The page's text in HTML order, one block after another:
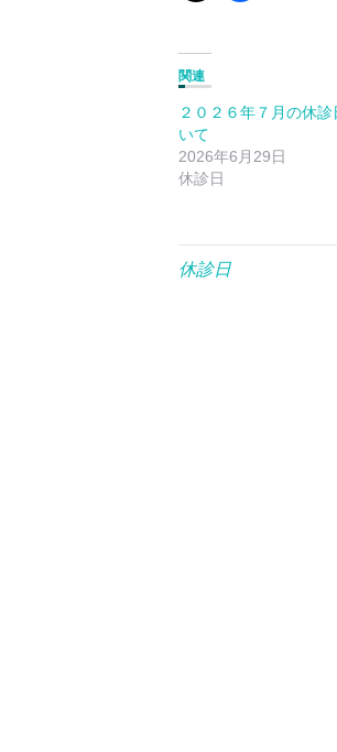
関連
２０２６年７月の休診
いて
2026年6月29日
休診日
休診日